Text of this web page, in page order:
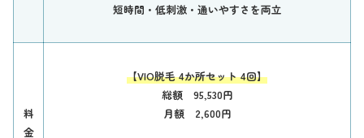
短時間・低刺激・通いやすさを両立
料
金
【VIO脱毛 4か所セット 4回】
総額 95,530円
月額 2,600円